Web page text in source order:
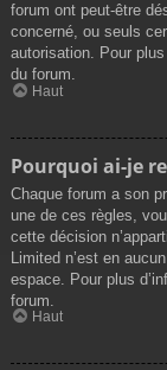
forum ont peut-être
concerné, ou seuls
autorisation. Pour
du forum.
Haut
Pourquoi ai-je
Chaque forum a son
une de ces règles,
cette décision
Limited n’est en
espace. Pour plus
forum.
Haut